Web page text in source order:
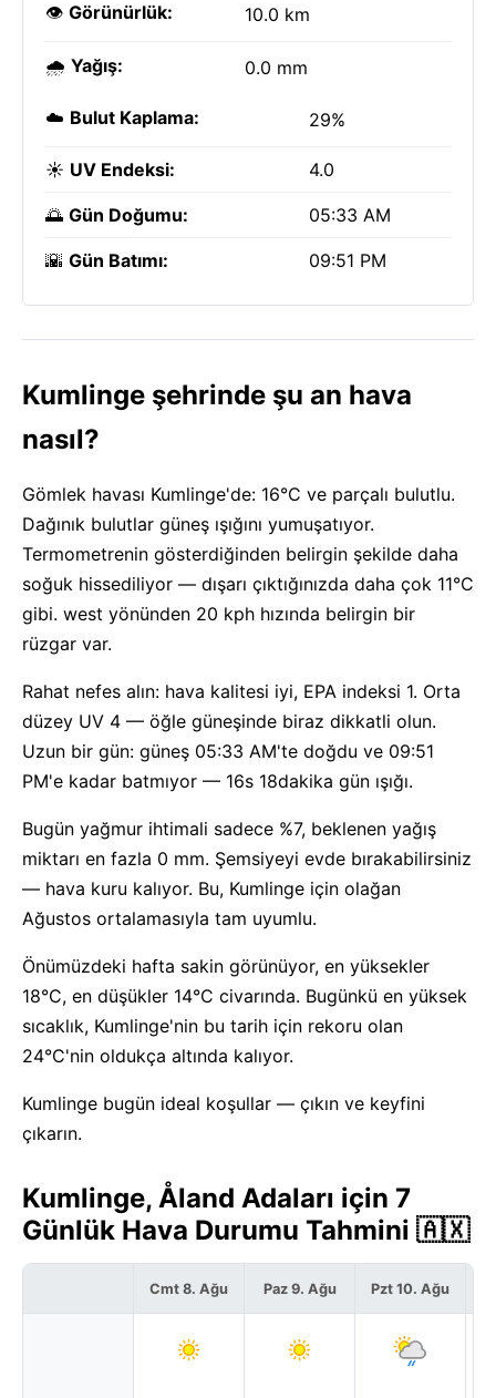
👁️ Görünürlük: 10.0 km
🌧️ Yağış: 0.0 mm
☁️ Bulut Kaplama: 29%
☀️ UV Endeksi: 4.0
🌅 Gün Doğumu: 05:33 AM
🌇 Gün Batımı: 09:51 PM
Kumlinge şehrinde şu an hava
nasıl?
Gömlek havası Kumlinge'de: 16°C ve parçalı bulutlu.
Dağınık bulutlar güneş ışığını yumuşatıyor.
Termometrenin gösterdiğinden belirgin şekilde daha
soğuk hissediliyor — dışarı çıktığınızda daha çok 11°C
gibi. west yönünden 20 kph hızında belirgin bir
rüzgar var.
Rahat nefes alın: hava kalitesi iyi, EPA indeksi 1. Orta
düzey UV 4 — öğle güneşinde biraz dikkatli olun.
Uzun bir gün: güneş 05:33 AM'te doğdu ve 09:51
PM'e kadar batmıyor — 16s 18dakika gün ışığı.
Bugün yağmur ihtimali sadece %7, beklenen yağış
miktarı en fazla 0 mm. Şemsiyeyi evde bırakabilirsiniz
— hava kuru kalıyor. Bu, Kumlinge için olağan
Ağustos ortalamasıyla tam uyumlu.
Önümüzdeki hafta sakin görünüyor, en yüksekler
18°C, en düşükler 14°C civarında. Bugünkü en yüksek
sıcaklık, Kumlinge'nin bu tarih için rekoru olan
24°C'nin oldukça altında kalıyor.
Kumlinge bugün ideal koşullar — çıkın ve keyfini
çıkarın.
Kumlinge, Åland Adaları için 7
Günlük Hava Durumu Tahmini 🇦🇽
Cmt 8. Ağu Paz 9. Ağu Pzt 10. Ağu